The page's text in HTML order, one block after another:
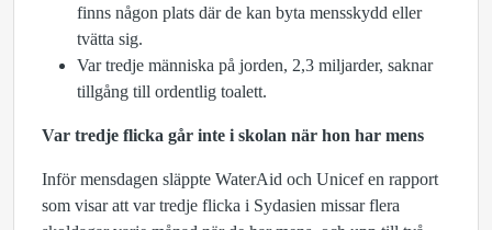
finns nå­gon plats där de kan byta mensskydd eller
tvätta sig.
Var tredje människa på jorden, 2,3 miljarder, saknar
tillgång till ordentlig toalett.
Var tredje flicka går inte i skolan när hon har mens
Inför mensdagen släppte WaterAid och Unicef en rapport
som visar att var tredje flicka i Sydasien missar flera